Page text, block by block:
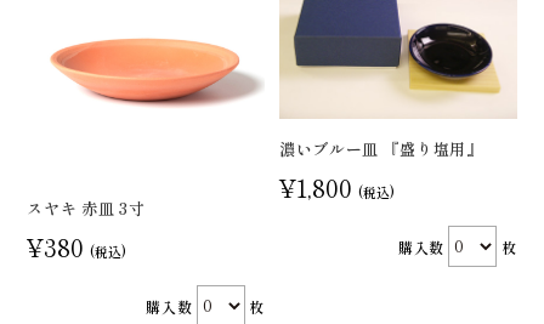
スヤキ 赤皿 3寸
¥380 (税込)
購入数 枚
濃いブルー皿 『盛り塩用』
¥1,800 (税込)
購入数 枚